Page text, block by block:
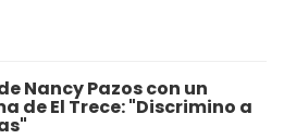
Nancy Pazos con un
de El Trece: "Discrimino a